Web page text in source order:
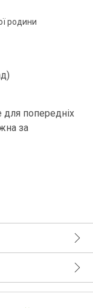
родини
попередніх
за